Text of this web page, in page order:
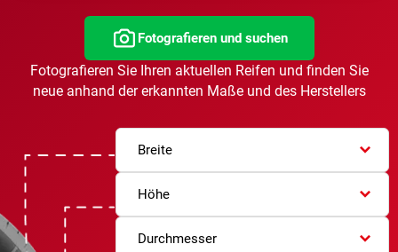
Fotografieren und suchen
Fotografieren Sie Ihren aktuellen Reifen und finden Sie
neue anhand der erkannten Maße und des Herstellers
Breite
Höhe
Durchmesser